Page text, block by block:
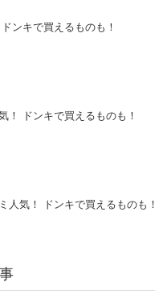
ンキで買えるものも！
！ ドンキで買えるものも！
人気！ ドンキで買えるものも！